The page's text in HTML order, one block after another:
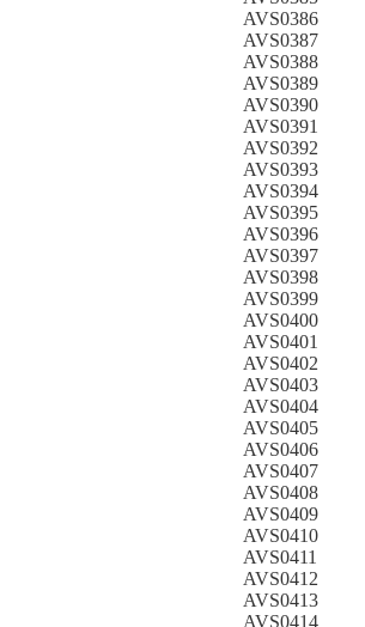
AVS0386
AVS0387
AVS0388
AVS0389
AVS0390
AVS0391
AVS0392
AVS0393
AVS0394
AVS0395
AVS0396
AVS0397
AVS0398
AVS0399
AVS0400
AVS0401
AVS0402
AVS0403
AVS0404
AVS0405
AVS0406
AVS0407
AVS0408
AVS0409
AVS0410
AVS0411
AVS0412
AVS0413
AVS0414